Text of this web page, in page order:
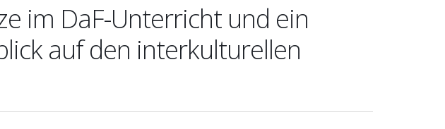
im DaF-Unterricht und ein
auf den interkulturellen